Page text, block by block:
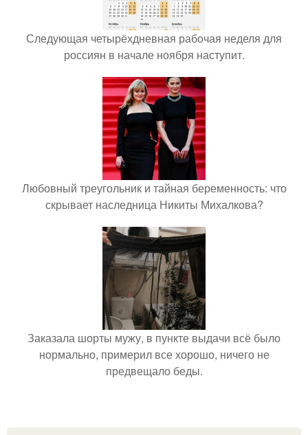
Следующая четырёхдневная рабочая неделя для
россиян в начале ноября наступит.
Любовный треугольник и тайная беременность: что
скрывает наследница Никиты Михалкова?
Заказала шорты мужу, в пункте выдачи всё было
нормально, примерил все хорошо, ничего не
предвещало беды.